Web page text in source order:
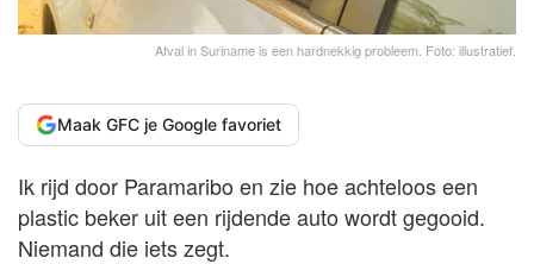
Afval in Suriname is een hardnekkig probleem. Foto: illustratief.
Maak GFC je Google favoriet
Ik rijd door Paramaribo en zie hoe achteloos een
plastic beker uit een rijdende auto wordt gegooid.
Niemand die iets zegt.